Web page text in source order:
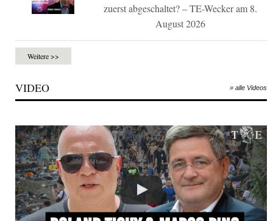
zuerst abgeschaltet? – TE-Wecker am 8.
August 2026
Weitere >>
VIDEO » alle Videos